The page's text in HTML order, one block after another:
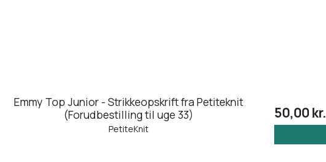
Emmy Top Junior - Strikkeopskrift fra Petiteknit
(Forudbestilling til uge 33)
PetiteKnit
50,00 kr.